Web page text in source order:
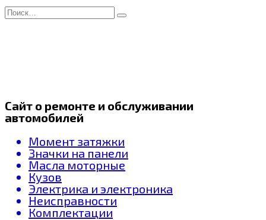
Перейти
к
Search
for:
Сайт о ремонте и обслуживании
автомобилей
Момент затяжки
Значки на панели
Масла моторные
Кузов
Электрика и электроника
Неисправности
Комплектации